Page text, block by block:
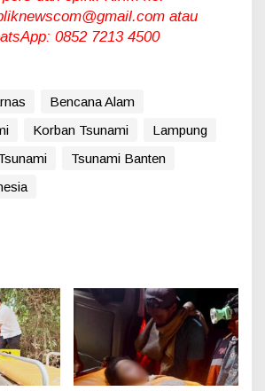
atau
0852 7213 4500
Bencana Alam
Korban Tsunami
Lampung
Tsunami Banten